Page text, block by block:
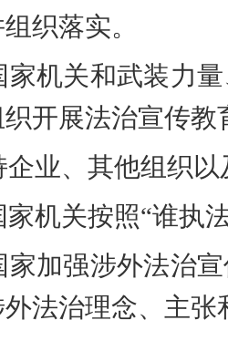
织落实。
机关和武装力量
开展法治宣传教
企业、其他组织
机关按照“谁执
加强涉外法治宣
法治理念、主张